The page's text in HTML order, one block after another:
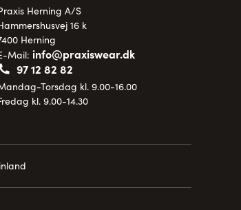
Herning A/S
16 k
Herning
Mail: info@praxiswear.dk
97 12 82 82
Torsdag kl. 9.00-16.00
kl. 9.00-14.30